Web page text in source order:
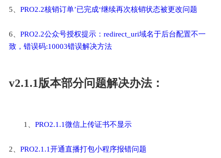
5、 PRO2.2核销订单’已完成‘继续再次核销状态被更改问题
6、 PRO2.2公众号授权提示：redirect_uri域名于后台配置不一
致，错误码:10003错误解决方法
v2.1.1版本部分问题解决办法：
1、 PRO2.1.1微信上传证书不显示
2、 PRO2.1.1开通直播打包小程序报错问题